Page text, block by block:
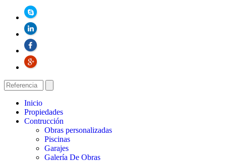
Inicio
Propiedades
Contrucción
Obras personalizadas
Piscinas
Garajes
Galería De Obras